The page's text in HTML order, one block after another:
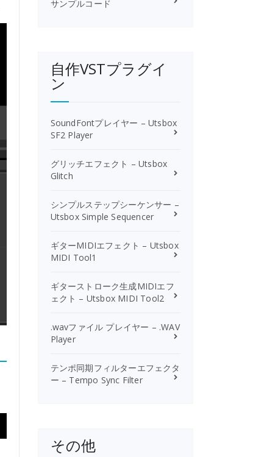
サンプルコード
自作VSTプラグイ
ン
SoundFontプレイヤー – Utsbox
SF2 Player
グリッチエフェクト – Utsbox
Glitch
シンプルステップシーケンサー –
Utsbox Simple Sequencer
ギターMIDIエフェクト – Utsbox
MIDI Tool1
ギターストローク生成MIDIエフ
ェクト – Utsbox MIDI Tool2
.wavファイル プレイヤー – .WAV
Player
テンポ同期フィルターエフェクタ
ー – Tempo Sync Filter
その他